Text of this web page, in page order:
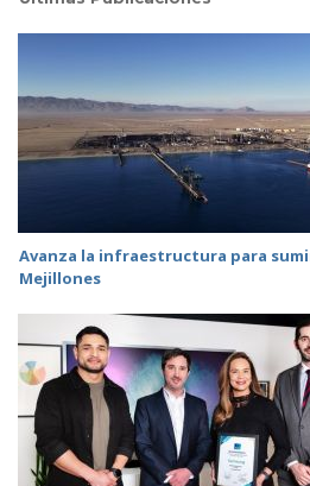
Avanza la infraestructura para
Mejillones